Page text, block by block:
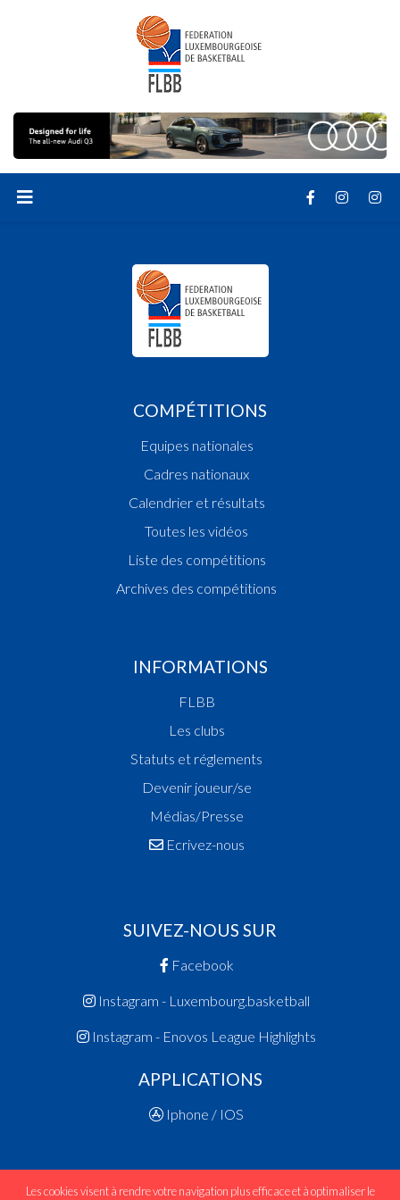
COMPÉTITIONS
Equipes nationales
Cadres nationaux
Calendrier et résultats
Toutes les vidéos
Liste des compétitions
Archives des compétitions
INFORMATIONS
FLBB
Les clubs
Statuts et réglements
Devenir joueur/se
Médias/Presse
Ecrivez-nous
SUIVEZ-NOUS SUR
Facebook
Instagram - Luxembourg.basketball
Instagram - Enovos League Highlights
APPLICATIONS
Iphone / IOS
Les cookies visent à rendre votre navigation plus efficace et à optimaliser le